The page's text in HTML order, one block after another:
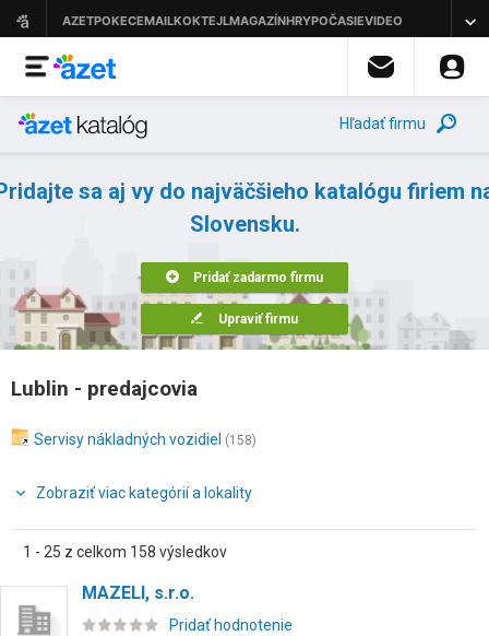
Hľadať firmu
sa aj vy do najväčšieho katalógu firiem
Slovensku.
Pridať zadarmo firmu
Upraviť firmu
Lublin - predajcovia
Servisy nákladných vozidiel (158)
Zobraziť viac kategórií a lokality
1 - 25 z celkom 158 výsledkov
MAZELI, s.r.o.
Pridať hodnotenie